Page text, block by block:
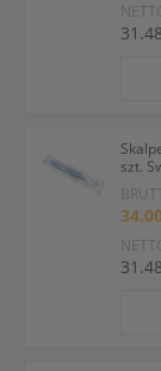
NETTO
szt.
NETTO